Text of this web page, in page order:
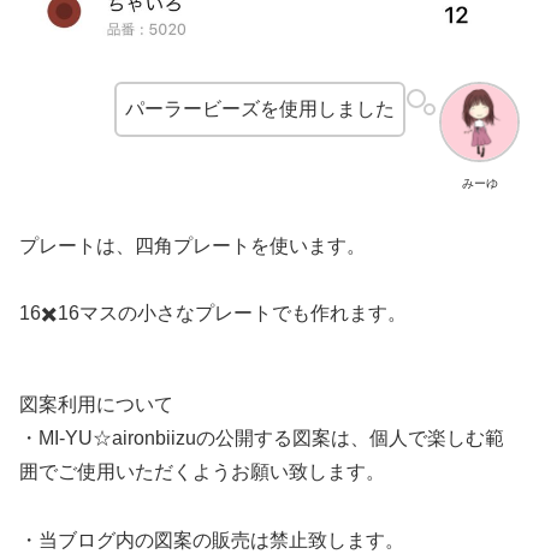
みーゆ
パーラービーズを使用しました
プレートは、四角プレートを使います。
16✖️16マスの小さなプレートでも作れます。
図案利用について
・MI-YU☆aironbiizuの公開する図案は、個人で楽しむ範
囲でご使用いただくようお願い致します。
・当ブログ内の図案の販売は禁止致します。